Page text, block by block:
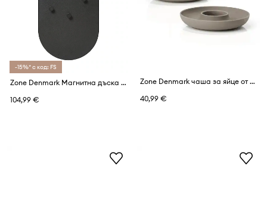
-15%* с код: FS
Zone Denmark Магнитна дъска A-bulletin
104,99 €
Zone Denmark чаша за яйце от силикон
40,99 €